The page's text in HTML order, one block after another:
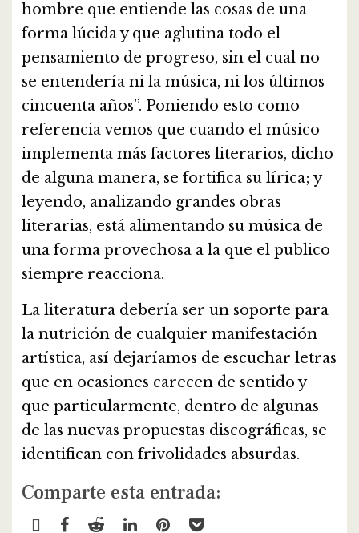
hombre que entiende las cosas de una
forma lúcida y que aglutina todo el
pensamiento de progreso, sin el cual no
se entendería ni la música, ni los últimos
cincuenta años”. Poniendo esto como
referencia vemos que cuando el músico
implementa más factores literarios, dicho
de alguna manera, se fortifica su lírica; y
leyendo, analizando grandes obras
literarias, está alimentando su música de
una forma provechosa a la que el publico
siempre reacciona.
La literatura debería ser un soporte para
la nutrición de cualquier manifestación
artística, así dejaríamos de escuchar letras
que en ocasiones carecen de sentido y
que particularmente, dentro de algunas
de las nuevas propuestas discográficas, se
identifican con frivolidades absurdas.
Comparte esta entrada: